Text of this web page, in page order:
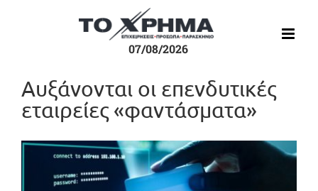
07/08/2026
Αυξάνονται οι επενδυτικές
εταιρείες «φαντάσματα»
Προβολή
μεγαλύτερης
εικόνας